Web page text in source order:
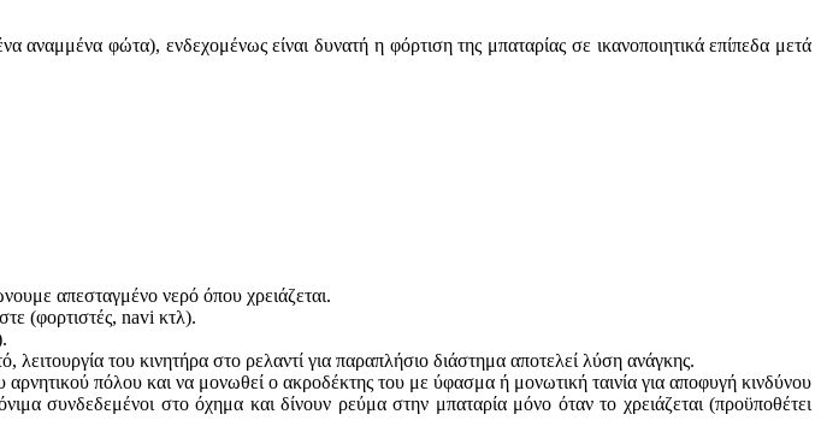
αναμμένα φώτα), ενδεχομένως είναι δυνατή η φόρτιση της μπαταρίας σε ικανοποιητικά επίπεδα μετά
απεσταγμένο νερό όπου χρειάζεται.
(φορτιστές, navi κτλ).
του κινητήρα στο ρελαντί για παραπλήσιο διάστημα αποτελεί λύση ανάγκης.
πόλου και να μονωθεί ο ακροδέκτης του με ύφασμα ή μονωτική ταινία για αποφυγή κινδύνου
συνδεδεμένοι στο όχημα και δίνουν ρεύμα στην μπαταρία μόνο όταν το χρειάζεται (προϋποθέτει